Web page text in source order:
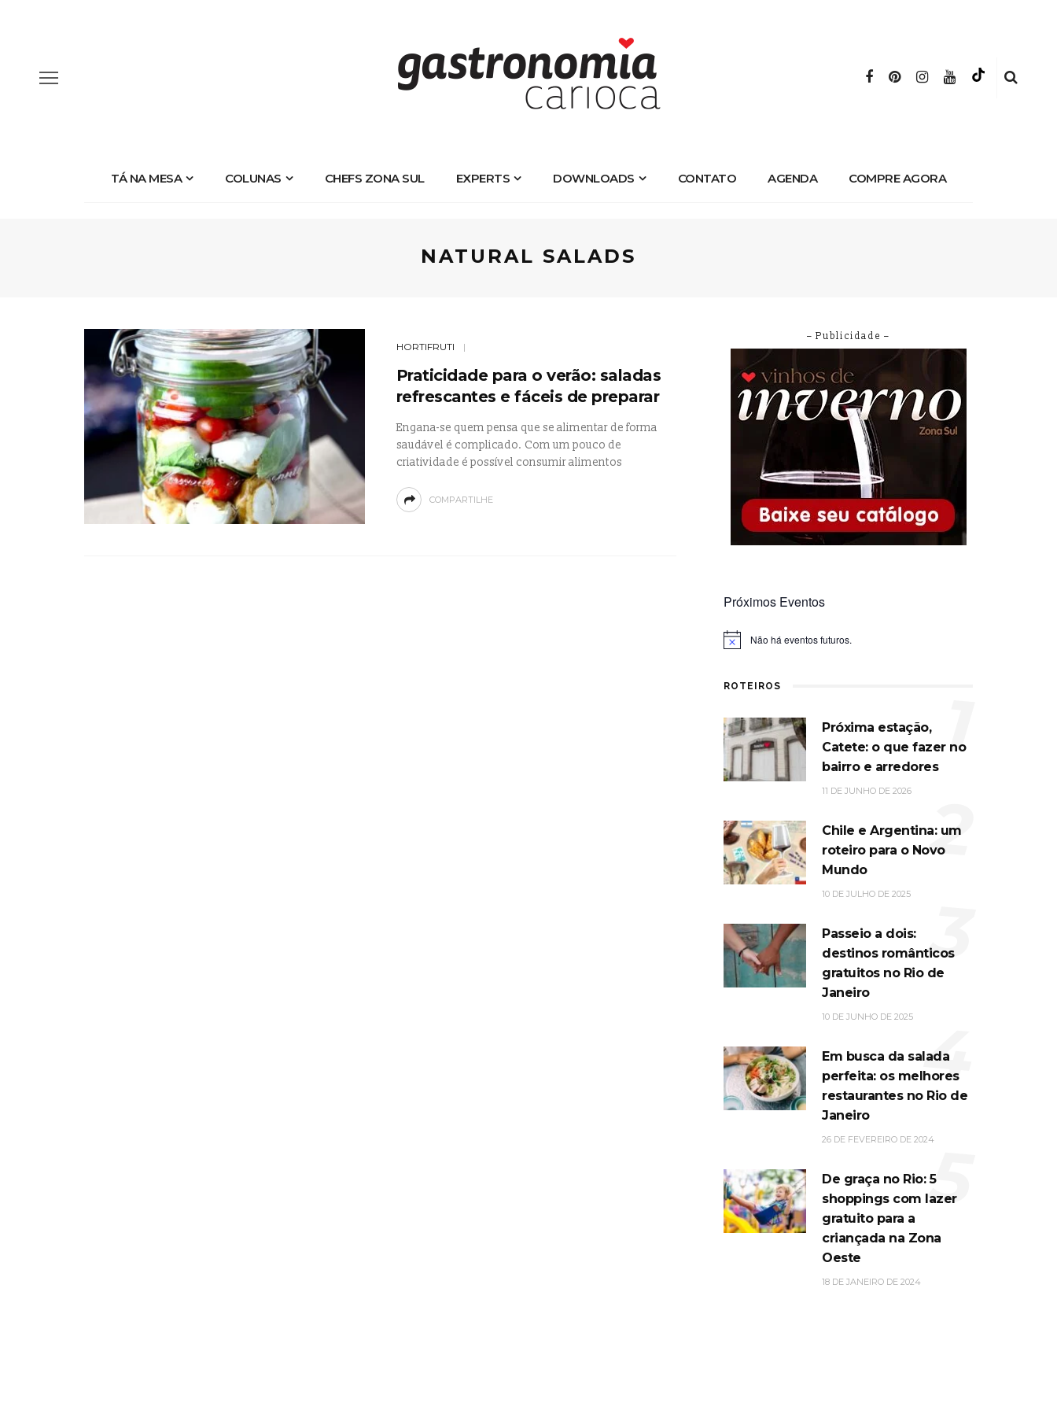
TÁ NA MESA COLUNAS CHEFS ZONA SUL EXPERTS DOWNLOADS CONTATO AGENDA COMPRE AGORA
NATURAL SALADS
HORTIFRUTI
Praticidade para o verão: saladas
refrescantes e fáceis de preparar
Engana-se quem pensa que se alimentar de forma
saudável é complicado. Com um pouco de
criatividade é possível consumir alimentos
COMPARTILHE
– Publicidade –
Próximos Eventos
Notice Não há eventos futuros.
ROTEIROS
Próxima estação,
Catete: o que fazer no
bairro e arredores
11 DE JUNHO DE 2026
1
Chile e Argentina: um
roteiro para o Novo
Mundo
10 DE JULHO DE 2025
2
Passeio a dois:
destinos românticos
gratuitos no Rio de
Janeiro
10 DE JUNHO DE 2025
3
Em busca da salada
perfeita: os melhores
restaurantes no Rio de
Janeiro
26 DE FEVEREIRO DE 2024
4
De graça no Rio: 5
shoppings com lazer
gratuito para a
criançada na Zona
Oeste
18 DE JANEIRO DE 2024
5